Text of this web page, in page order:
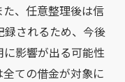
、任意整理後は信
されるため、今後
影響が出る可能性
ての借金が対象に